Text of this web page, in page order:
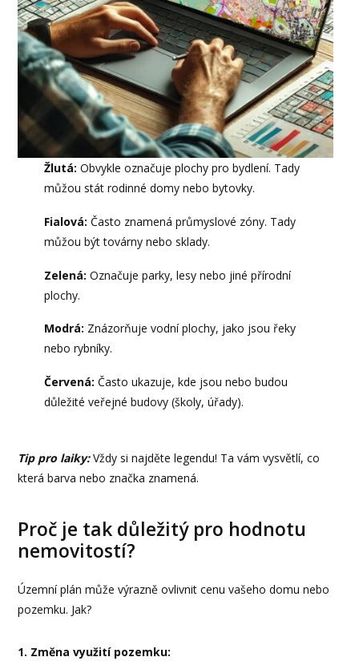
Žlutá: Obvykle označuje plochy pro bydlení. Tady
můžou stát rodinné domy nebo bytovky.
Fialová: Často znamená průmyslové zóny. Tady
můžou být továrny nebo sklady.
Zelená: Označuje parky, lesy nebo jiné přírodní
plochy.
Modrá: Znázorňuje vodní plochy, jako jsou řeky
nebo rybníky.
Červená: Často ukazuje, kde jsou nebo budou
důležité veřejné budovy (školy, úřady).
Tip pro laiky:Vždy si najděte legendu! Ta vám vysvětlí, co
která barva nebo značka znamená.
Proč je tak důležitý pro hodnotu
nemovitostí?
Územní plán může výrazně ovlivnit cenu vašeho domu nebo
pozemku. Jak?
1. Změna využití pozemku: